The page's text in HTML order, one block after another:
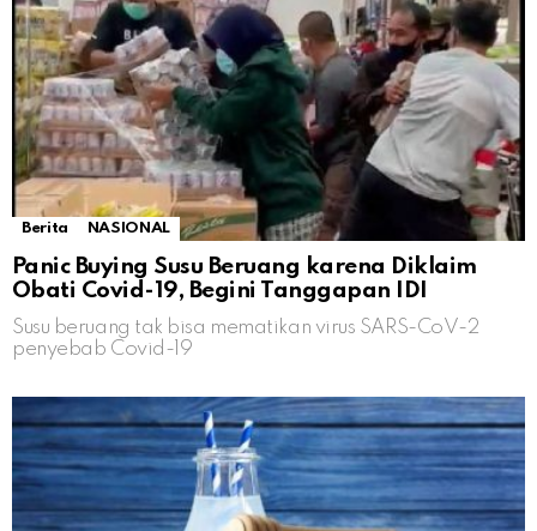
Berita NASIONAL
Panic Buying Susu Beruang karena Diklaim
Obati Covid-19, Begini Tanggapan IDI
Susu beruang tak bisa mematikan virus SARS-CoV-2
penyebab Covid-19